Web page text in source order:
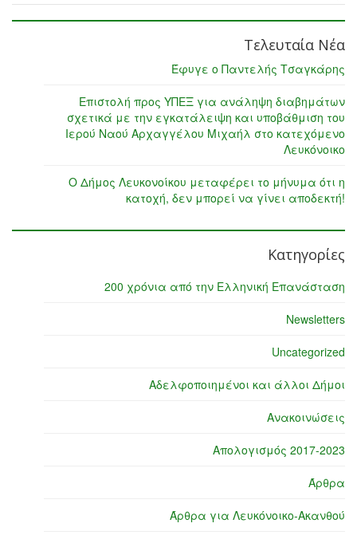
Τελευταία Νέα
Έφυγε ο Παντελής Τσαγκάρης
Επιστολή προς ΥΠΕΞ για ανάληψη διαβημάτων
σχετικά με την εγκατάλειψη και υποβάθμιση του
Ιερού Ναού Αρχαγγέλου Μιχαήλ στο κατεχόμενο
Λευκόνοικο
Ο Δήμος Λευκονοίκου μεταφέρει το μήνυμα ότι η
κατοχή, δεν μπορεί να γίνει αποδεκτή!
Κατηγορίες
200 χρόνια από την Ελληνική Επανάσταση
Newsletters
Uncategorized
Αδελφοποιημένοι και άλλοι Δήμοι
Ανακοινώσεις
Απολογισμός 2017-2023
Άρθρα
Άρθρα για Λευκόνοικο-Ακανθού